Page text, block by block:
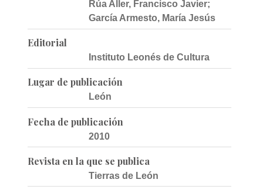
Rúa Aller, Francisco Javier;
García Armesto, María Jesús
Editorial
Instituto Leonés de Cultura
Lugar de publicación
León
Fecha de publicación
2010
Revista en la que se publica
Tierras de León